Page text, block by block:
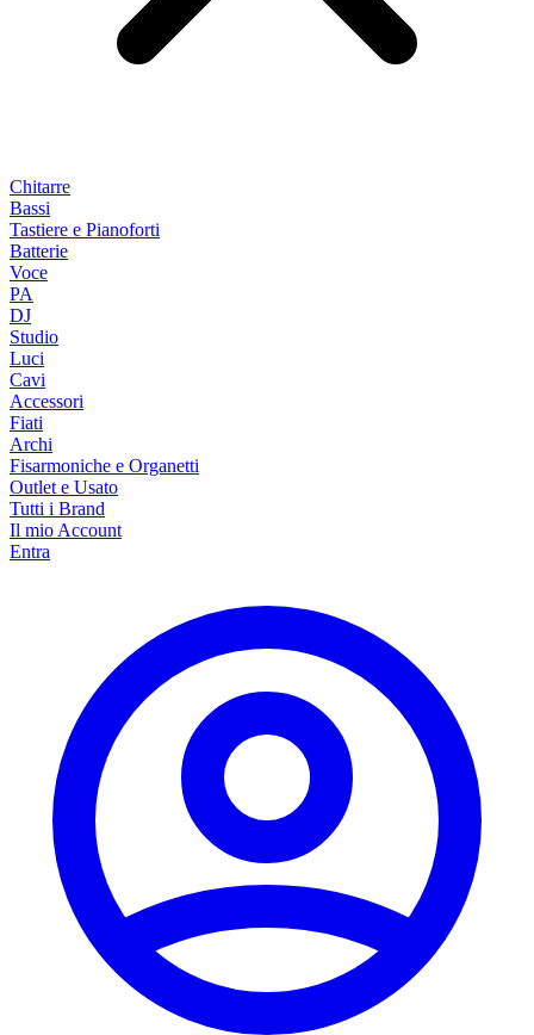
Chitarre
Bassi
Tastiere e Pianoforti
Batterie
Voce
PA
DJ
Studio
Luci
Cavi
Accessori
Fiati
Archi
Fisarmoniche e Organetti
Outlet e Usato
Tutti i Brand
Il mio Account
Entra